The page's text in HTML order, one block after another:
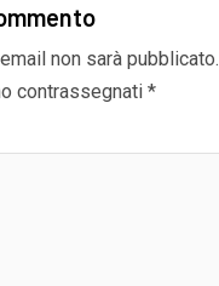
non sarà pubblicato.
contrassegnati *